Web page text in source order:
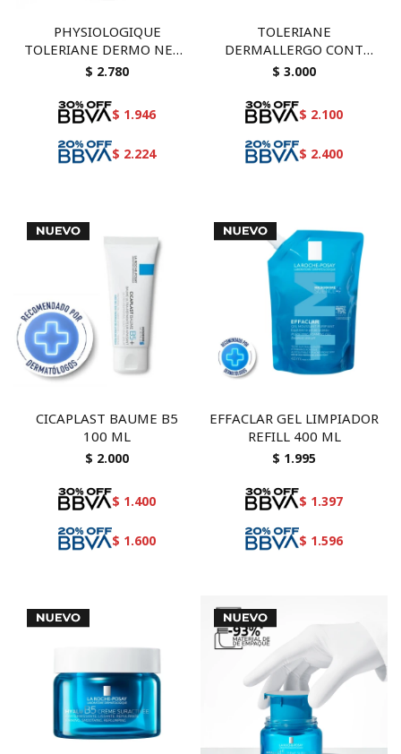
PHYSIOLOGIQUE
TOLERIANE DERMO NETT
200 M
$ 2.780
$ 1.946
$ 2.224
TOLERIANE
DERMALLERGO CONT
OJOS 20 ML
$ 3.000
$ 2.100
$ 2.400
CICAPLAST BAUME B5
100 ML
$ 2.000
$ 1.400
$ 1.600
EFFACLAR GEL LIMPIADOR
REFILL 400 ML
$ 1.995
$ 1.397
$ 1.596